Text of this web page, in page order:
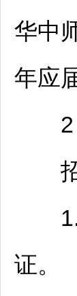
华中
年应
2
1.
证。